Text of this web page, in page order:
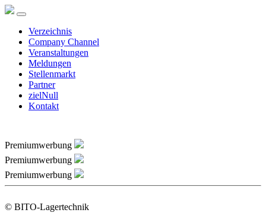
Verzeichnis
Company Channel
Veranstaltungen
Meldungen
Stellenmarkt
Partner
zielNull
Kontakt
Premiumwerbung
Premiumwerbung
Premiumwerbung
© BITO-Lagertechnik